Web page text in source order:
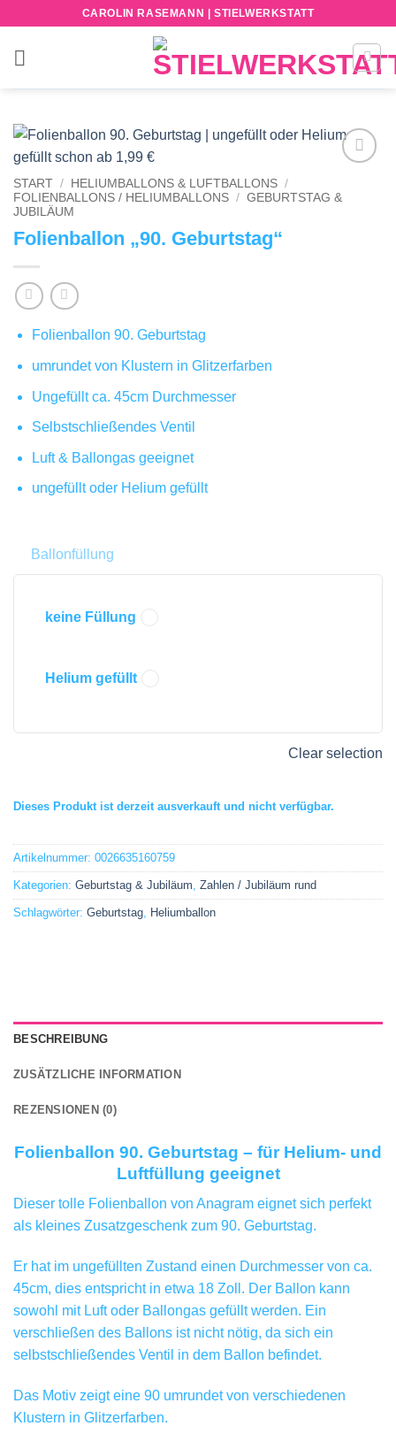
springen
CAROLIN RASEMANN | STIELWERKSTATT
wishlist
START / HELIUMBALLONS & LUFTBALLONS /
FOLIENBALLONS / HELIUMBALLONS / GEBURTSTAG &
JUBILÄUM
Folienballon „90. Geburtstag“
Folienballon 90. Geburtstag
umrundet von Klustern in Glitzerfarben
Ungefüllt ca. 45cm Durchmesser
Selbstschließendes Ventil
Luft & Ballongas geeignet
ungefüllt oder Helium gefüllt
Ballonfüllung
keine Füllung
Helium gefüllt
Clear selection
Dieses Produkt ist derzeit ausverkauft und nicht verfügbar.
Artikelnummer: 0026635160759
Kategorien: Geburtstag & Jubiläum, Zahlen / Jubiläum rund
Schlagwörter: Geburtstag, Heliumballon
BESCHREIBUNG
ZUSÄTZLICHE INFORMATION
REZENSIONEN (0)
Folienballon 90. Geburtstag – für Helium- und
Luftfüllung geeignet
Dieser tolle Folienballon von Anagram eignet sich perfekt
als kleines Zusatzgeschenk zum 90. Geburtstag.
Er hat im ungefüllten Zustand einen Durchmesser von ca.
45cm, dies entspricht in etwa 18 Zoll. Der Ballon kann
sowohl mit Luft oder Ballongas gefüllt werden. Ein
verschließen des Ballons ist nicht nötig, da sich ein
selbstschließendes Ventil in dem Ballon befindet.
Das Motiv zeigt eine 90 umrundet von verschiedenen
Klustern in Glitzerfarben.